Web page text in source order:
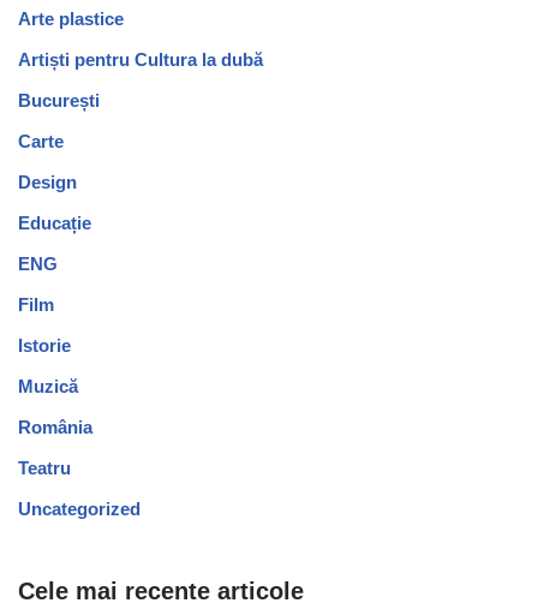
Arte plastice
Artiști pentru Cultura la dubă
București
Carte
Design
Educație
ENG
Film
Istorie
Muzică
România
Teatru
Uncategorized
Cele mai recente articole